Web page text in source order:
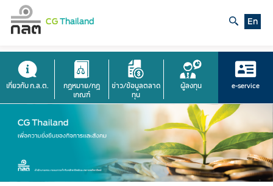
CGThailand En
เกี่ยวกับ ก.ล.ต.
กฎหมาย/กฎ
เกณฑ์
ข่าว/ข้อมูลตลาด
ทุน
ผู้ลงทุน e-service